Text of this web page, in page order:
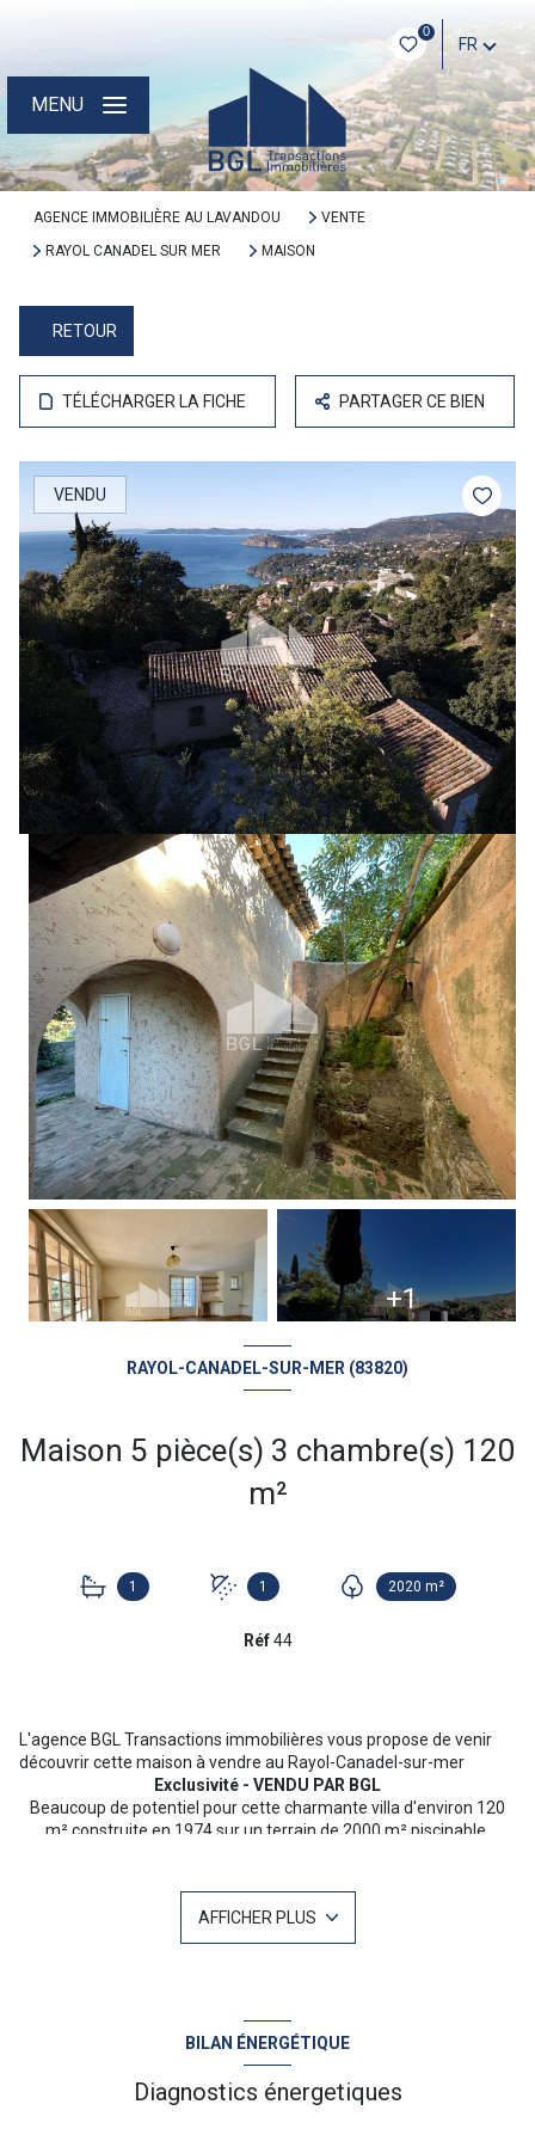
0
FR
MENU
AGENCE IMMOBILIÈRE AU LAVANDOU
VENTE
RAYOL CANADEL SUR MER
MAISON
RETOUR
TÉLÉCHARGER LA FICHE PARTAGER CE BIEN
VENDU
+1
RAYOL-CANADEL-SUR-MER (83820)
Maison 5 pièce(s) 3 chambre(s) 120
m²
1 1 2020 m²
Réf44
L'agence BGL Transactions immobilières vous propose de venir
découvrir cette maison à vendre au Rayol-Canadel-sur-mer
Exclusivité - VENDU PAR BGL
Beaucoup de potentiel pour cette charmante villa d'environ 120
m² construite en 1974 sur un terrain de 2000 m² piscinable.
Baptiste GAINNET 06 42 25 00 49 - Votre agent commercial sur Le
Lavandou - NoRSAC 839 202 389
AFFICHER PLUS
BILAN ÉNERGÉTIQUE
Diagnostics énergetiques